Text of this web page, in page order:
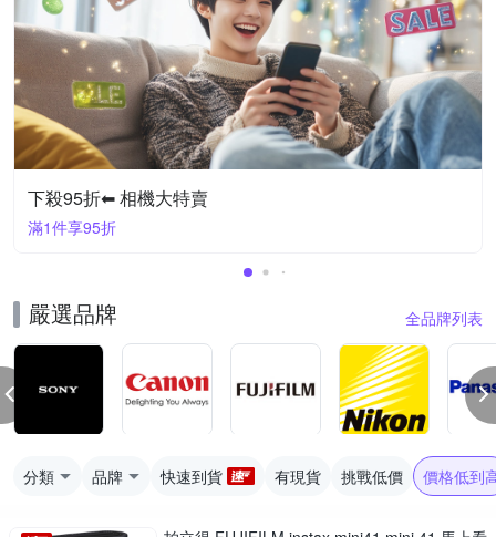
下殺95折⬅︎ 相機大特賣
滿1件享95折
嚴選品牌 全品牌列表
分類 品牌 快速到貨 有現貨 挑戰低價 價格低到